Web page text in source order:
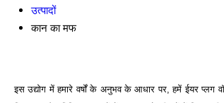
उत्पादों
कान का मफ
इस उद्योग में हमारे वर्षों के अनुभव के आधार पर, हमें ईयर प्लग